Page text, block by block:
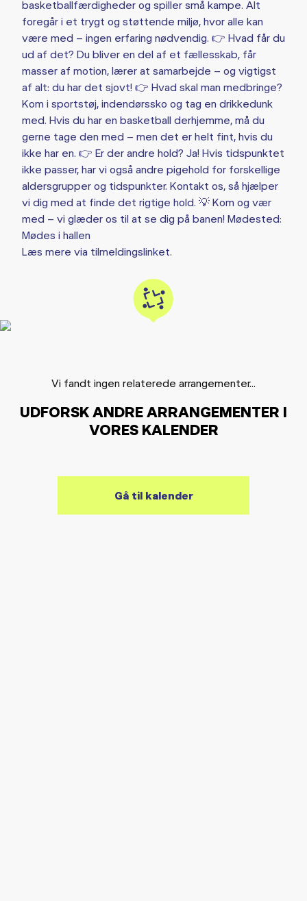
basketballfærdigheder og spiller små kampe. Alt
foregår i et trygt og støttende miljø, hvor alle kan
være med – ingen erfaring nødvendig. 👉 Hvad får du
ud af det? Du bliver en del af et fællesskab, får
masser af motion, lærer at samarbejde – og vigtigst
af alt: du har det sjovt! 👉 Hvad skal man medbringe?
Kom i sportstøj, indendørssko og tag en drikkedunk
med. Hvis du har en basketball derhjemme, må du
gerne tage den med – men det er helt fint, hvis du
ikke har en. 👉 Er der andre hold? Ja! Hvis tidspunktet
ikke passer, har vi også andre pigehold for forskellige
aldersgrupper og tidspunkter. Kontakt os, så hjælper
vi dig med at finde det rigtige hold. 💡 Kom og vær
med – vi glæder os til at se dig på banen! Mødested:
Mødes i hallen
Læs mere via tilmeldingslinket.
Vi fandt ingen relaterede arrangementer...
UDFORSK ANDRE ARRANGEMENTER I
VORES KALENDER
Gå til kalender